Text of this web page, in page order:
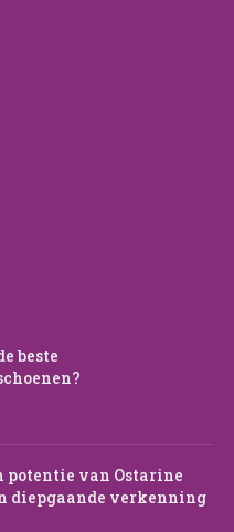
beste
potentie van Ostarine
diepgaande verkenning